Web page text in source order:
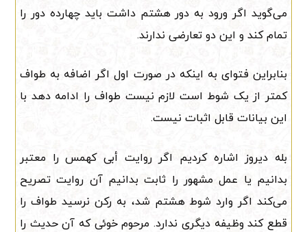
می‌گوید اگر ورود به دور هشتم داشت باید چهارده دور را
تمام کند و این دو تعارضی ندارند.
بنابراین فتوای به اینکه در صورت اول اگر اضافه به طواف
کمتر از یک شوط است لازم نیست طواف را ادامه دهد با
این بیانات قابل اثبات نیست.
بله دیروز اشاره کردیم اگر روایت أبی کهمس را معتبر
بدانیم یا عمل مشهور را ثابت بدانیم آن روایت تصریح
می‌کند اگر وارد شوط هشتم شد، به رکن نرسید طواف را
قطع کند وظیفه دیگری ندارد. مرحوم خوئی که آن حدیث را